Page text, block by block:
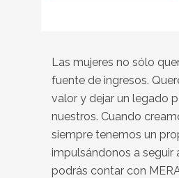
Las mujeres no sólo
fuente de ingresos.
valor y dejar un legado
nuestros. Cuando
siempre tenemos un
impulsándonos a seguir
podrás contar con